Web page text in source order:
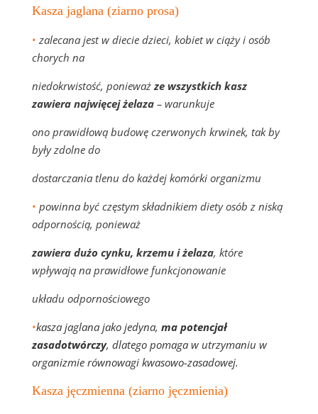
Kasza jaglana (ziarno prosa)
• zalecana jest w diecie dzieci, kobiet w ciąży i osób
chorych na
niedokrwistość, ponieważ ze wszystkich kasz
zawiera najwięcej żelaza– warunkuje
ono prawidłową budowę czerwonych krwinek, tak by
były zdolne do
dostarczania tlenu do każdej komórki organizmu
• powinna być częstym składnikiem diety osób z niską
odpornością, ponieważ
zawiera dużo cynku, krzemu i żelaza, które
wpływają na prawidłowe funkcjonowanie
układu odpornościowego
•kasza jaglana jako jedyna, ma potencjał
zasadotwórczy, dlatego pomaga w utrzymaniu w
organizmie równowagi kwasowo-zasadowej.
Kasza jęczmienna (ziarno jęczmienia)